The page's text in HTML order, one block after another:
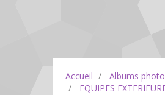
Accueil Albums
EQUIPES